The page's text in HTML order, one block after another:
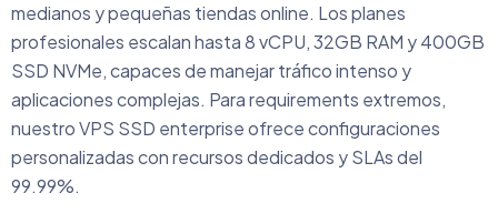
medianos y pequeñas tiendas online. Los planes
profesionales escalan hasta 8 vCPU, 32GB RAM y 400GB
SSD NVMe, capaces de manejar tráfico intenso y
aplicaciones complejas. Para requirements extremos,
nuestroVPS SSD enterprise ofrece configuraciones
personalizadas con recursos dedicados y SLAs del
99.99%.